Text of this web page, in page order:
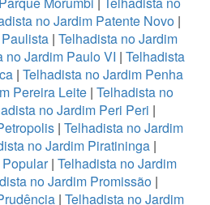
no Jardim Patente Novo|
| Telhadista no Jardim
no Jardim Paulo VI | Telhadista
| Telhadista no Jardim Penha
Pereira Leite| Telhadista no
no Jardim Peri Peri |
| Telhadista no Jardim
no Jardim Piratininga |
| Telhadista no Jardim
no Jardim Promissão |
| Telhadista no Jardim